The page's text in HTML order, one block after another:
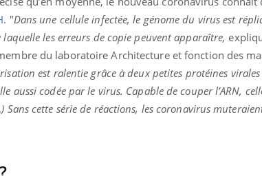
. "Dans une cellule infectée, le génome du virus est
laquelle les erreurs de copie peuvent apparaître,
du laboratoire Architecture et fonction des
est ralentie grâce à deux petites protéines
aussi codée par le virus. Capable de couper l’ARN,
cette série de réactions, les coronavirus